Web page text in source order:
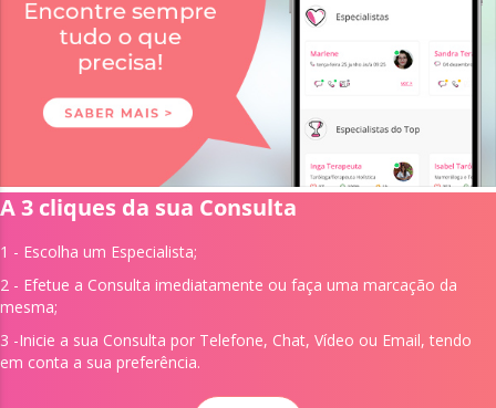
A 3 cliques da sua Consulta
1 - Escolha um Especialista;
2 - Efetue a Consulta imediatamente ou faça uma marcação da
mesma;
3 -Inicie a sua Consulta por Telefone, Chat, Vídeo ou Email, tendo
em conta a sua preferência.